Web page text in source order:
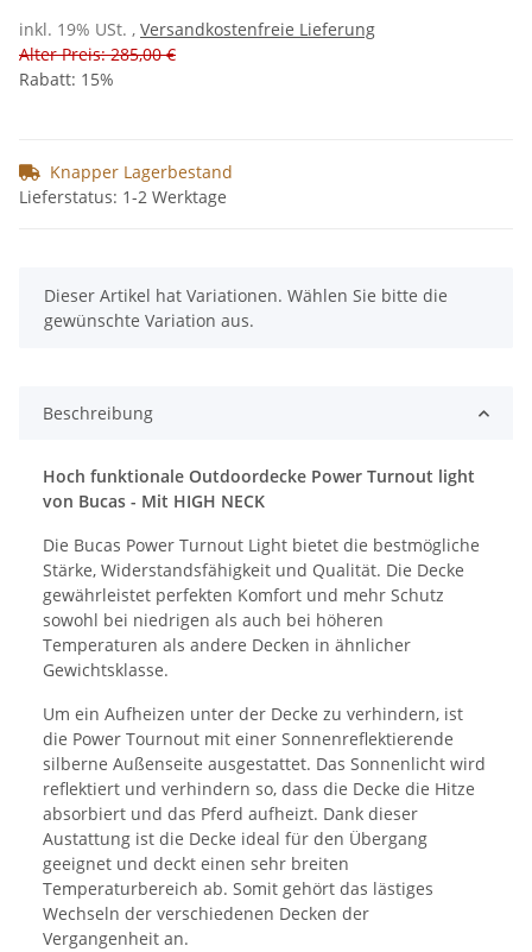
inkl. 19% USt. , Versandkostenfreie Lieferung
Alter Preis: 285,00 €
Rabatt: 15%
Knapper Lagerbestand
Lieferstatus: 1-2 Werktage
x
Dieser Artikel hat Variationen. Wählen Sie bitte die
gewünschte Variation aus.
Beschreibung
Hoch funktionale Outdoordecke Power Turnout light
von Bucas - Mit HIGH NECK
Die Bucas Power Turnout Light bietet die bestmögliche
Stärke, Widerstandsfähigkeit und Qualität. Die Decke
gewährleistet perfekten Komfort und mehr Schutz
sowohl bei niedrigen als auch bei höheren
Temperaturen als andere Decken in ähnlicher
Gewichtsklasse.
Um ein Aufheizen unter der Decke zu verhindern, ist
die Power Tournout mit einer Sonnenreflektierende
silberne Außenseite ausgestattet. Das Sonnenlicht wird
reflektiert und verhindern so, dass die Decke die Hitze
absorbiert und das Pferd aufheizt. Dank dieser
Austattung ist die Decke ideal für den Übergang
geeignet und deckt einen sehr breiten
Temperaturbereich ab. Somit gehört das lästiges
Wechseln der verschiedenen Decken der
Vergangenheit an.